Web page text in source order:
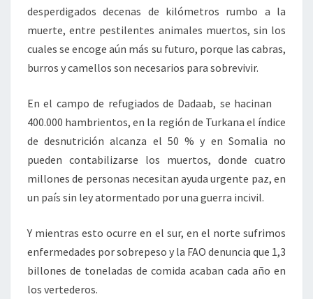
desperdigados decenas de kilómetros rumbo a la
muerte, entre pestilentes animales muertos, sin los
cuales se encoge aún más su futuro, porque las cabras,
burros y camellos son necesarios para sobrevivir.
En el campo de refugiados de Dadaab, se hacinan
400.000 hambrientos, en la región de Turkana el índice
de desnutrición alcanza el 50 % y en Somalia no
pueden contabilizarse los muertos, donde cuatro
millones de personas necesitan ayuda urgente paz, en
un país sin ley atormentado por una guerra incivil.
Y mientras esto ocurre en el sur, en el norte sufrimos
enfermedades por sobrepeso y la FAO denuncia que 1,3
billones de toneladas de comida acaban cada año en
los vertederos.